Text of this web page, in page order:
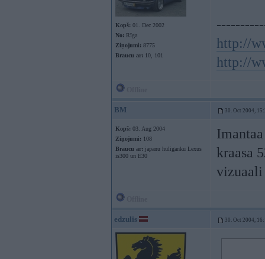
Kopš: 01. Dec 2002
No: Rīga
Ziņojumi: 8775
Braucu ar: 10, 101
http://
http://
BM 30. Oct 2004,
Kopš: 03. Aug 2004
Ziņojumi: 108
Braucu ar: japanu huliganku Lexus
is300 un E30
kraasa
edzulis 30. Oct 2004,